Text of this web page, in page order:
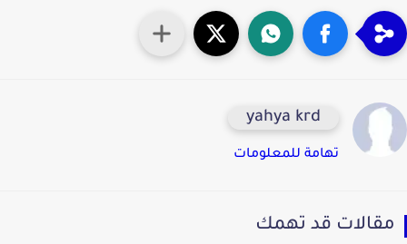
yahya krd
تهامة للمعلومات
قد تهمك